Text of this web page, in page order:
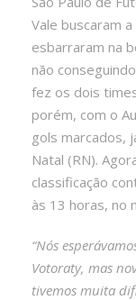
Vale buscaram
esbarraram na
não
fez os dois
porém, com o
gols marcados,
Natal (RN).
classificação
às 13 horas, no
“Nós
Votoraty, mas
tivemos muita